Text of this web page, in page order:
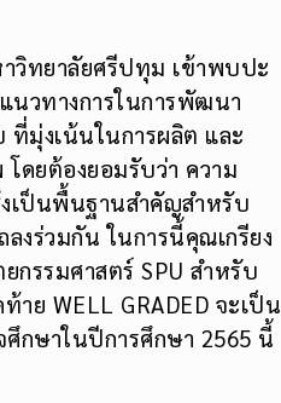
วิทยาลัยศรีปทุม เข้าพบปะ
นวทางการในการพัฒนา
มุ่งเน้นในการผลิต และ
ดยต้องยอมรับว่า ความ
งเป็นพื้นฐานสำคัญสำหรับ
งร่วมกัน ในการนี้คุณเกรียง
กรรมศาสตร์ SPU สำหรับ
ย WELL GRADED จะเป็น
กษาในปีการศึกษา 2565 นี้